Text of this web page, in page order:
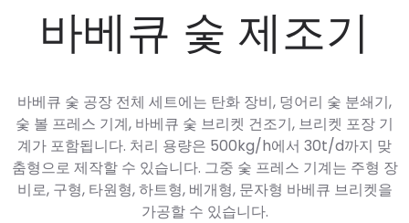
바베큐 숯 제조기
바베큐 숯 공장 전체 세트에는 탄화 장비, 덩어리 숯 분쇄기,
숯 볼 프레스 기계, 바베큐 숯 브리켓 건조기, 브리켓 포장 기
계가 포함됩니다. 처리 용량은 500kg/h에서 30t/d까지 맞
춤형으로 제작할 수 있습니다. 그중 숯 프레스 기계는 주형 장
비로, 구형, 타원형, 하트형, 베개형, 문자형 바베큐 브리켓을
가공할 수 있습니다.